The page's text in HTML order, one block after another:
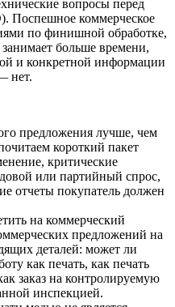
вопросы перед
Поспешное коммерческое
по финишной обработке,
больше времени,
и конкретной информации
нет.
предложения лучше, чем
короткий пакет
критические
или партийный спрос,
отчеты покупатель должен
на коммерческий
предложений на
деталей: может ли
как печать, как печать
заказ на контролируемую
инспекцией.